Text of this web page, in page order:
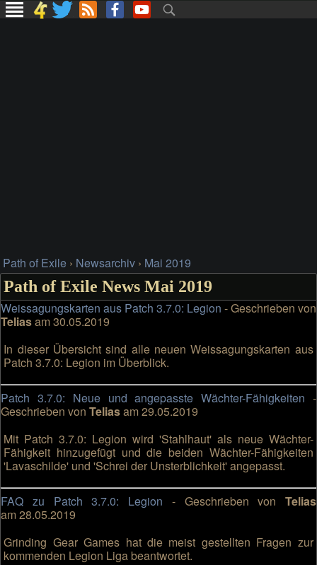
Path of Exile › Newsarchiv › Mai 2019
Path of Exile News Mai 2019
Weissagungskarten aus Patch 3.7.0: Legion - Geschrieben von
Teliasam 30.05.2019
In dieser Übersicht sind alle neuen Weissagungskarten aus
Patch 3.7.0: Legion im Überblick.
Patch 3.7.0: Neue und angepasste Wächter-Fähigkeiten -
Geschrieben von Teliasam 29.05.2019
Mit Patch 3.7.0: Legion wird 'Stahlhaut' als neue Wächter-
Fähigkeit hinzugefügt und die beiden Wächter-Fähigkeiten
'Lavaschilde' und 'Schrei der Unsterblichkeit' angepasst.
FAQ zu Patch 3.7.0: Legion - Geschrieben von Telias
am 28.05.2019
Grinding Gear Games hat die meist gestellten Fragen zur
kommenden Legion Liga beantwortet.